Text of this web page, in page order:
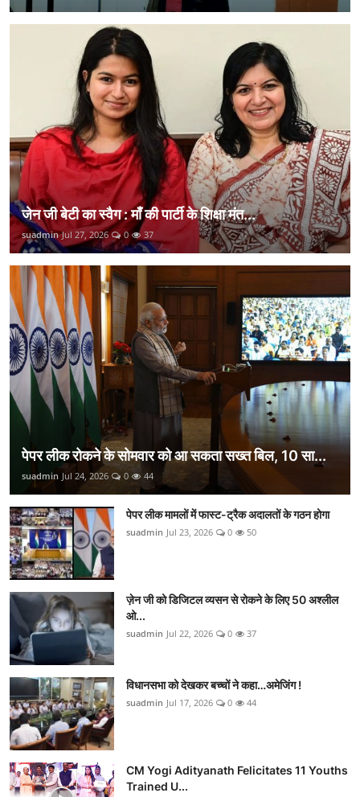
जेन जी बेटी का स्वैग : माँ की पार्टी के शिक्षा मंत...
suadmin Jul 27, 2026 0 37
पेपर लीक रोकने के सोमवार को आ सकता सख्त बिल, 10 सा...
suadmin Jul 24, 2026 0 44
पेपर लीक मामलों में फास्ट-ट्रैक अदालतों के गठन होगा
suadmin Jul 23, 2026 0 50
ज़ेन जी को डिजिटल व्यसन से रोकने के लिए 50 अश्लील
ओ...
suadmin Jul 22, 2026 0 37
विधानसभा को देखकर बच्चों ने कहा…अमेजिंग !
suadmin Jul 17, 2026 0 44
CM Yogi Adityanath Felicitates 11 Youths
Trained U...